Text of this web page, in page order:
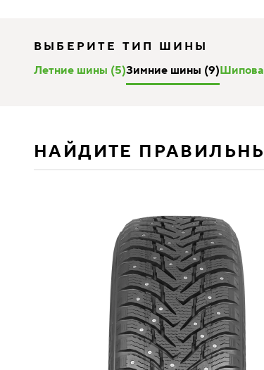
ВЫБЕРИТЕ ТИП ШИНЫ
Летние шины (5)Зимние шины (9)
НАЙДИТЕ